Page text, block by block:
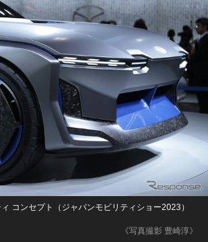
《写真撮影 豊崎淳》
コンセプト（ジャパンモビリティショー2023）